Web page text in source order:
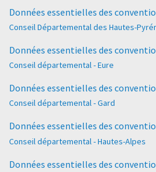
Données essentielles des
Conseil Départemental des Hautes-
Données essentielles des
Conseil départemental - Eure
Données essentielles des
Conseil départemental - Gard
Données essentielles des
Conseil départemental - Hautes-Alpes
Données essentielles des